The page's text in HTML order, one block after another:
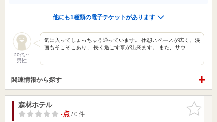
他にも1種類の電子チケットがあります
50代～
男性
気に入ってしょっちゅう通っています。 休憩スペースが広く、漫
画もそこそこあり、 長く過ごす事が出来ます。 また、サウ…
関連情報から探す
お気に入
りに追加
森林ホテル
-点/ 0 件